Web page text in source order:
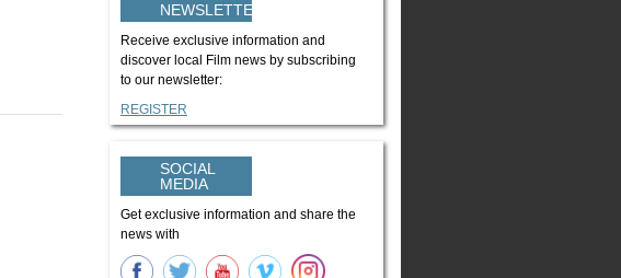
NEWSLETTER
Receive exclusive information and
discover local Film news by subscribing
to our newsletter:
REGISTER
SOCIAL
MEDIA
Get exclusive information and share the
news with